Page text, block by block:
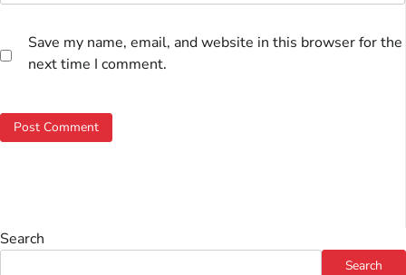
Save my name, email, and website in this browser for the
next time I comment.
Search
Search